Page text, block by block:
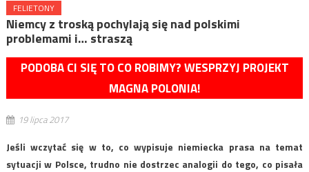
FELIETONY
Niemcy z troską pochylają się nad polskimi
problemami i… straszą
PODOBA CI SIĘ TO CO ROBIMY? WESPRZYJ PROJEKT
MAGNA POLONIA!
19 lipca 2017
Jeśli wczytać się w to, co wypisuje niemiecka prasa na temat
sytuacji w Polsce, trudno nie dostrzec analogii do tego, co pisała